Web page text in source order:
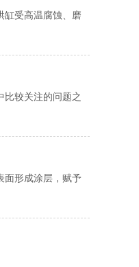
缸受高温腐蚀、磨
比较关注的问题之
面形成涂层，赋予